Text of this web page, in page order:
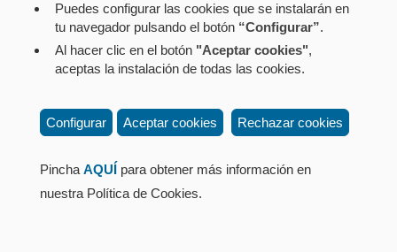
Política de privacidad
Política de cookies
Contacto: Paseo de Sarasate nº 38, 2º Dcha - 31001
Pamplona (Navarra) Tel.: 848 42 08 72
corporacion@cpen.es
Puedes configurar las cookies que se instalarán en
tu navegador pulsando el botón “Configurar”.
Al hacer clic en el botón "Aceptar cookies",
aceptas la instalación de todas las cookies.
Configurar Aceptar cookies Rechazar cookies
Pincha AQUÍ para obtener más información en
nuestra Política de Cookies.